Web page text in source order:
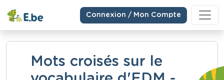
Connexion / Mon Compte
Mots croisés sur le